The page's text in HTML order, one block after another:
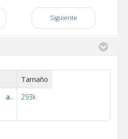
Siguiente
Tamaño
anuncio canones y tarifas 293k